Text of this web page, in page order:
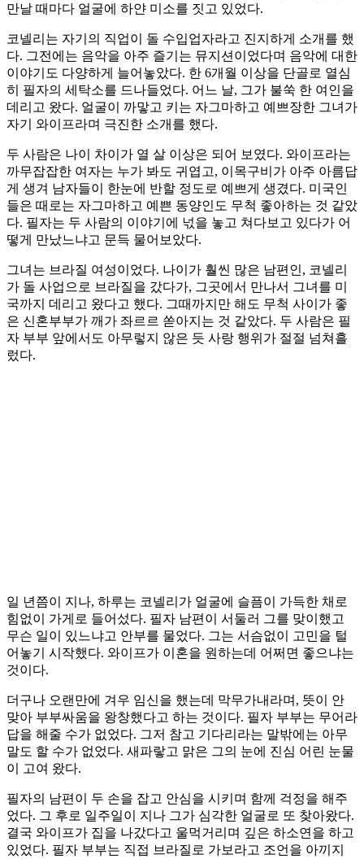
만날 때마다 얼굴에 하얀 미소를 짓고 있었다.
코넬리는 자기의 직업이 돌 수입업자라고 진지하게 소개를 했
다. 그전에는 음악을 아주 즐기는 뮤지션이었다며 음악에 대한
이야기도 다양하게 늘어놓았다. 한 6개월 이상을 단골로 열심
히 필자의 세탁소를 드나들었다. 어느 날, 그가 불쑥 한 여인을
데리고 왔다. 얼굴이 까맣고 키는 자그마하고 예쁘장한 그녀가
자기 와이프라며 극진한 소개를 했다.
두 사람은 나이 차이가 열 살 이상은 되어 보였다. 와이프라는
까무잡잡한 여자는 누가 봐도 귀엽고, 이목구비가 아주 아름답
게 생겨 남자들이 한눈에 반할 정도로 예쁘게 생겼다. 미국인
들은 때로는 자그마하고 예쁜 동양인도 무척 좋아하는 것 같았
다. 필자는 두 사람의 이야기에 넋을 놓고 쳐다보고 있다가 어
떻게 만났느냐고 문득 물어보았다.
그녀는 브라질 여성이었다. 나이가 훨씬 많은 남편인, 코넬리
가 돌 사업으로 브라질을 갔다가, 그곳에서 만나서 그녀를 미
국까지 데리고 왔다고 했다. 그때까지만 해도 무척 사이가 좋
은 신혼부부가 깨가 좌르르 쏟아지는 것 같았다. 두 사람은 필
자 부부 앞에서도 아무렇지 않은 듯 사랑 행위가 절절 넘쳐흘
렀다.
일 년쯤이 지나, 하루는 코넬리가 얼굴에 슬픔이 가득한 채로
힘없이 가게로 들어섰다. 필자 남편이 서둘러 그를 맞이했고
무슨 일이 있느냐고 안부를 물었다. 그는 서슴없이 고민을 털
어놓기 시작했다. 와이프가 이혼을 원하는데 어쩌면 좋으냐는
것이다.
더구나 오랜만에 겨우 임신을 했는데 막무가내라며, 뜻이 안
맞아 부부싸움을 왕창했다고 하는 것이다. 필자 부부는 무어라
답을 해줄 수가 없었다. 그저 참고 기다리라는 말밖에는 아무
말도 할 수가 없었다. 새파랗고 맑은 그의 눈에 진심 어린 눈물
이 고여 왔다.
필자의 남편이 두 손을 잡고 안심을 시키며 함께 걱정을 해주
었다. 그 후로 일주일이 지나 그가 심각한 얼굴로 또 찾아왔다.
결국 와이프가 집을 나갔다고 울먹거리며 깊은 하소연을 하고
있었다. 필자 부부는 직접 브라질로 가보라고 조언을 아끼지